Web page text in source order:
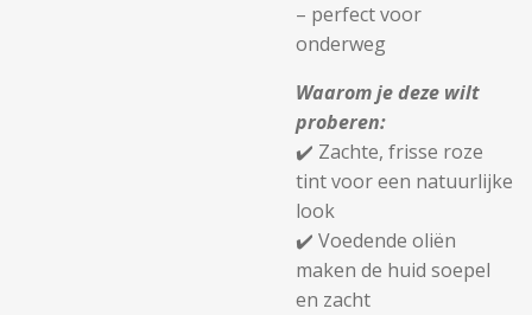
– perfect voor
onderweg
Waarom je deze wilt
proberen:
✔️ Zachte, frisse roze
tint voor een natuurlijke
look
✔️ Voedende oliën
maken de huid soepel
en zacht